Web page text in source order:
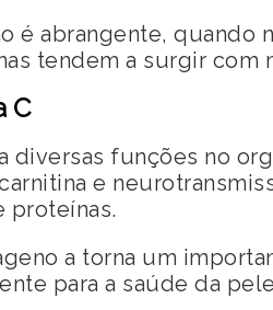
é abrangente, quando
tendem a surgir com
C
diversas funções no
e
proteínas.
a torna um
para a saúde da